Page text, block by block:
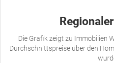
Die Grafik zeigt zu Immobilien
Durchschnittspreise über den